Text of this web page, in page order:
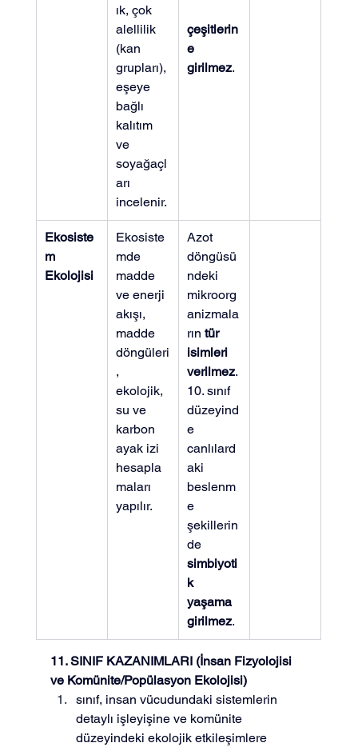
ık, çok
alellilik
(kan
grupları),
eşeye
bağlı
kalıtım
ve
soyağaçl
arı
incelenir.
çeşitlerin
e
girilmez.
Ekosiste
m
Ekolojisi
Ekosiste
mde
madde
ve enerji
akışı,
madde
döngüleri
,
ekolojik,
su ve
karbon
ayak izi
hesapla
maları
yapılır.
Azot
döngüsü
ndeki
mikroorg
anizmala
rın tür
isimleri
verilmez.
10. sınıf
düzeyind
e
canlılard
aki
beslenm
e
şekillerin
de
simbiyoti
k
yaşama
girilmez.
11. SINIF KAZANIMLARI (İnsan Fizyolojisi
ve Komünite/Popülasyon Ekolojisi)
sınıf, insan vücudundaki sistemlerin
detaylı işleyişine ve komünite
düzeyindeki ekolojik etkileşimlere